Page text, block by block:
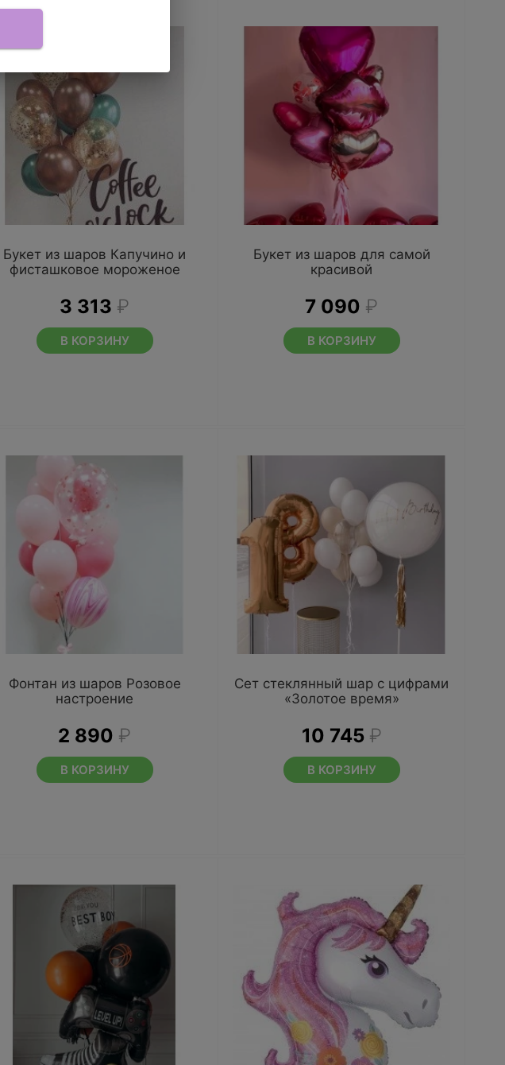
Букет из шаров Капучино и
фисташковое мороженое
3 313 ₽
В КОРЗИНУ
Букет из шаров для самой
красивой
7 090 ₽
В КОРЗИНУ
Фонтан из шаров Розовое
настроение
2 890 ₽
В КОРЗИНУ
Сет стеклянный шар с цифрами
«Золотое время»
10 745 ₽
В КОРЗИНУ